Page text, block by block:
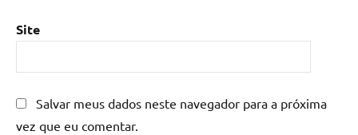
epoxi
mesa
de
Site
Salvar meus dados neste navegador para a próxima
vez que eu comentar.